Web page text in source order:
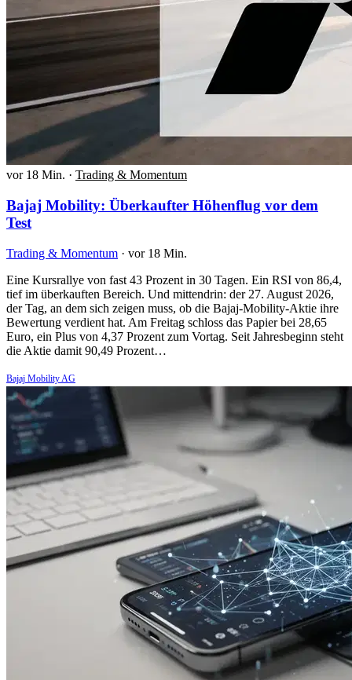
vor 18 Min. · Trading & Momentum
Bajaj Mobility: Überkaufter Höhenflug vor dem
Test
Trading & Momentum · vor 18 Min.
Eine Kursrallye von fast 43 Prozent in 30 Tagen. Ein RSI von 86,4,
tief im überkauften Bereich. Und mittendrin: der 27. August 2026,
der Tag, an dem sich zeigen muss, ob die Bajaj-Mobility-Aktie ihre
Bewertung verdient hat. Am Freitag schloss das Papier bei 28,65
Euro, ein Plus von 4,37 Prozent zum Vortag. Seit Jahresbeginn steht
die Aktie damit 90,49 Prozent…
Bajaj Mobility AG